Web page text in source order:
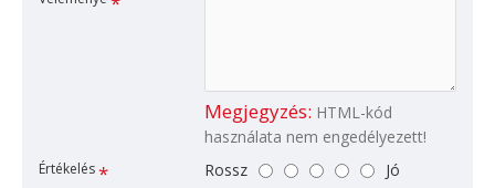
Megjegyzés: HTML-kód
használata nem engedélyezett!
Értékelés Rossz Jó